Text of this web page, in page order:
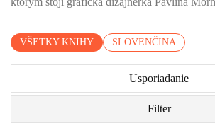
VŠETKY KNIHY SLOVENČINA
Usporiadanie
Filter